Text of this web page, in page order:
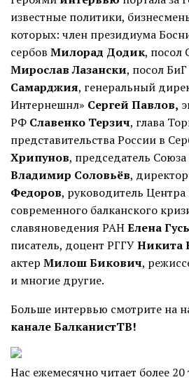
известные политики,
которых: член президиума
сербовМилорад Додик, посол
Мирослав Лазански, посол
Самарджия, генеральный
Интернешнл» Сергей Павлов,
РФ Славенко Терзич, глава
представительства России в
Хрипунов, председатель
Владимир Соловьёв,
Федоров, руководитель
современного балканского
славяноведения РАНЕлена
писатель, доцент РГГУНикита
актерМилош Бикович,
и многие другие.
Больше интервью смотрите на
канале БалканистТВ!
Нас ежемесячно читает более